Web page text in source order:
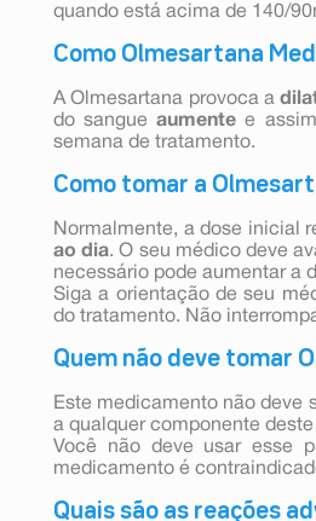
quando está acima de 140/
Como Olmesartana
A Olmesartana provoca a
do sangueaumente e
semana de tratamento.
Como tomar a
Normalmente, a dose inicial
ao dia. O seu médico deve
necessário pode aumentar a
Siga a orientação de seu
do tratamento. Não
Quem não deve tomar
Este medicamento não deve
a qualquer componente deste
Você não deve usar esse
medicamento é
Quais são as reações